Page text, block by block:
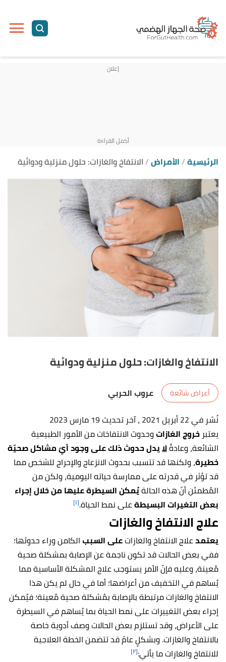
الرئيسية الأمراض الانتفاخ والغازات: حلول منزلية ودوائية
الانتفاخ والغازات: حلول منزلية ودوائية
أعراض شائعة
عروب الحربي
نُشر في 22 أبريل 2021
، آخر تحديث 19 مارس 2023
يعتبر خروج الغازاتوحدوث الانتفاخات من الأمور الطبيعية
الشائعة، وعادةًلايدل حدوث ذلك على وجود أيّ مشاكل صحيّة
خطيرة، ولكنها قد تتسبب بحدوث الانزعاج والإحراج للشخص مما
قد تؤثر في قدرته على ممارسة حياته اليومية، ولكن من
المُطمئن أنّ هذه الحالةيُمكن السيطرة عليها من خلال إجراء
بعض التغيرات البسيطةعلى نمط الحياة.[١]
علاج الانتفاخ والغازات
يعتمدعلاج الانتفاخ والغازاتعلى السبب الكامن وراء حدوثها؛
ففي بعض الحالات قد تكون ناجمة عن الإصابة بمشكلة صحية
مُعينة، وعليه فإنّ الأمر يستوجب علاج المشكلة الأساسية مما
يُساهم في التخفيف من أعراضها؛ أما في حال لم يكن هذا
الانتفاخ والغازات مرتبطة بالإصابة بمُشكلة صحية مُعينة؛ فيُمكن
إجراء بعض التغييرات على نمط الحياة بما يُساهم في السيطرة
على الأعراض، وقد تستلزم بعض الحالات وصف أدوية خاصة
بالانتفاخ والغازات. وبشكلٍ عامّ قد تتضمن الخطة العلاجية
للانتفاخ والغازات ما يأتي:[٢]